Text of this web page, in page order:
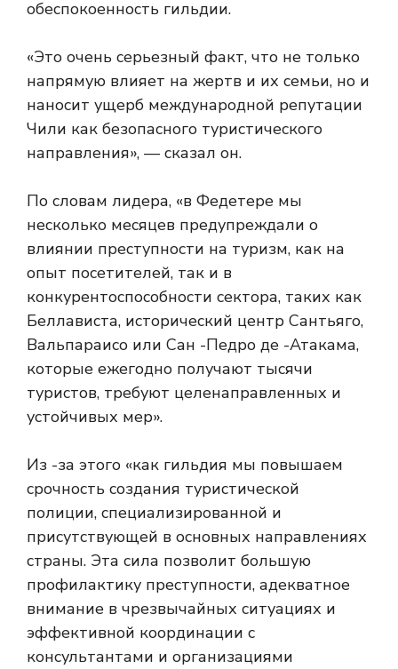
обеспокоенность гильдии.
«Это очень серьезный факт, что не только
напрямую влияет на жертв и их семьи, но и
наносит ущерб международной репутации
Чили как безопасного туристического
направления», — сказал он.
По словам лидера, «в Федетере мы
несколько месяцев предупреждали о
влиянии преступности на туризм, как на
опыт посетителей, так и в
конкурентоспособности сектора, таких как
Беллависта, исторический центр Сантьяго,
Вальпараисо или Сан -Педро де -Атакама,
которые ежегодно получают тысячи
туристов, требуют целенаправленных и
устойчивых мер».
Из -за этого «как гильдия мы повышаем
срочность создания туристической
полиции, специализированной и
присутствующей в основных направлениях
страны. Эта сила позволит большую
профилактику преступности, адекватное
внимание в чрезвычайных ситуациях и
эффективной координации с
консультантами и организациями